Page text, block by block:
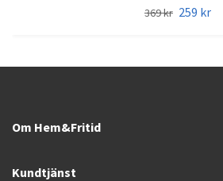
369 kr 259 kr
Om Hem&Fritid
Kundtjänst